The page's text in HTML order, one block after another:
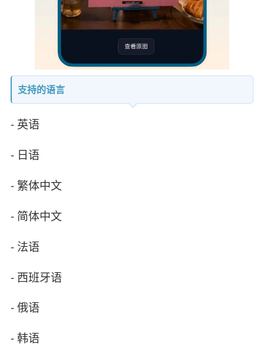
支持的语言
- 英语
- 日语
- 繁体中文
- 简体中文
- 法语
- 西班牙语
- 俄语
- 韩语